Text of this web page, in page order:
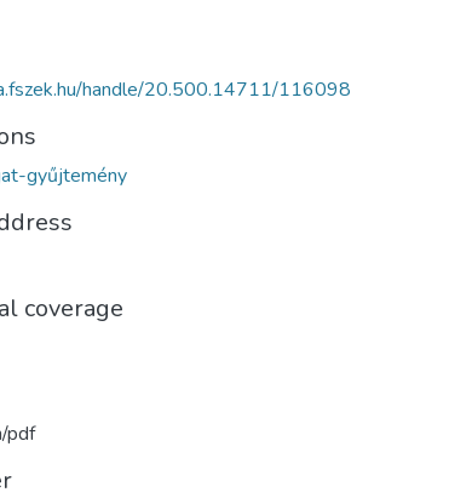
handle/20.500.14711/116098
gyűjtemény
coverage
pdf